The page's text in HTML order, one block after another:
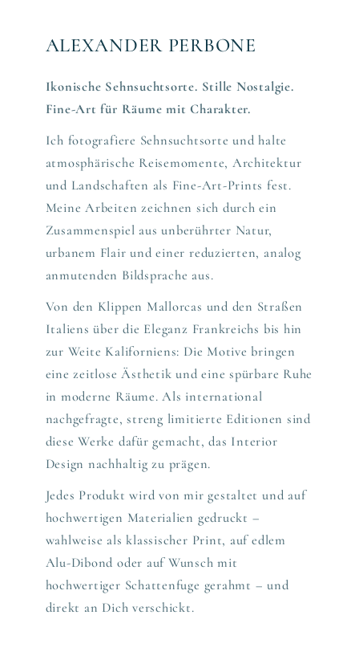
ALEXANDER PERBONE
Ikonische Sehnsuchtsorte. Stille Nostalgie.
Fine-Art für Räume mit Charakter.
Ich fotografiere Sehnsuchtsorte und halte
atmosphärische Reisemomente, Architektur
und Landschaften als Fine-Art-Prints fest.
Meine Arbeiten zeichnen sich durch ein
Zusammenspiel aus unberührter Natur,
urbanem Flair und einer reduzierten, analog
anmutenden Bildsprache aus.
Von den Klippen Mallorcas und den Straßen
Italiens über die Eleganz Frankreichs bis hin
zur Weite Kaliforniens: Die Motive bringen
eine zeitlose Ästhetik und eine spürbare Ruhe
in moderne Räume. Als international
nachgefragte, streng limitierte Editionen sind
diese Werke dafür gemacht, das Interior
Design nachhaltig zu prägen.
Jedes Produkt wird von mir gestaltet und auf
hochwertigen Materialien gedruckt –
wahlweise als klassischer Print, auf edlem
Alu-Dibond oder auf Wunsch mit
hochwertiger Schattenfuge gerahmt – und
direkt an Dich verschickt.